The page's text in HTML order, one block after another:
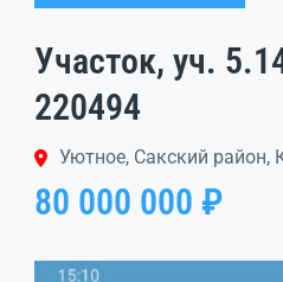
Участок, уч.
220494
Уютное, Сакский район,
80 000 000 ₽